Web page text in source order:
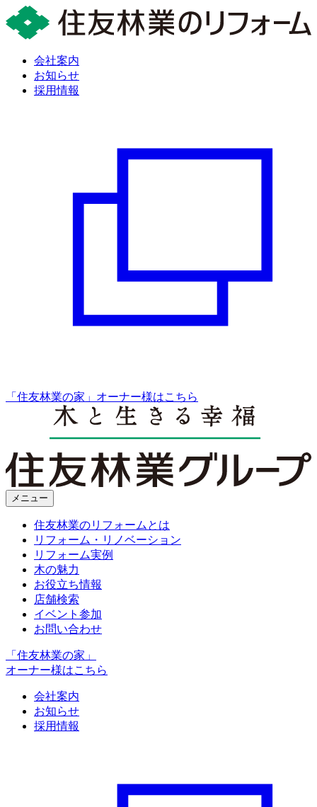
会社案内
お知らせ
採用情報
「住友林業の家」オーナー様はこちら
メニュー
住友林業のリフォームとは
リフォーム・リノベーション
リフォーム実例
木の魅力
お役立ち情報
店舗検索
イベント参加
お問い合わせ
「住友林業の家」
オーナー様はこちら
会社案内
お知らせ
採用情報